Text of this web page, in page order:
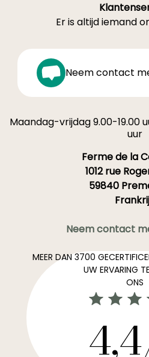
Er is altijd iemand
Neem contact
Maandag-vrijdag 9.00-19.00
uur
Ferme de la
1012 rue
59840
Neem contact
MEER DAN 3700
UW ERVARING
ONS